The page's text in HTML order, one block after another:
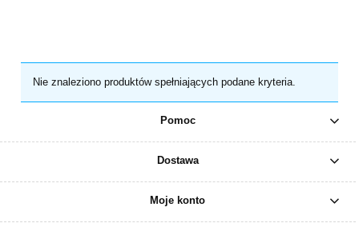
Nie znaleziono produktów spełniających podane kryteria.
Pomoc
Dostawa
Moje konto